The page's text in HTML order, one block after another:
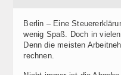
Berlin – Eine
wenig Spaß. Doch in
Denn die meisten
rechnen.